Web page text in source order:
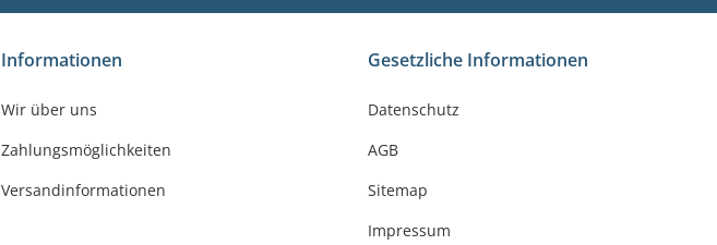
Informationen
Wir über uns
Zahlungsmöglichkeiten
Versandinformationen
Gesetzliche Informationen
Datenschutz
AGB
Sitemap
Impressum